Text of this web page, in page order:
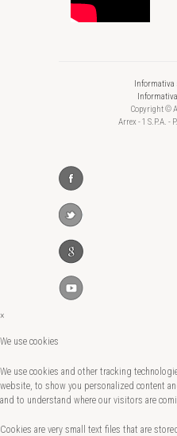
Informativa
Copyright ©
Arrex - 1 S.P.A. -
×
We use cookies
We use cookies and other tracking
website, to show you personalized content
and to understand where our visitors are
Cookies are very small text files that are